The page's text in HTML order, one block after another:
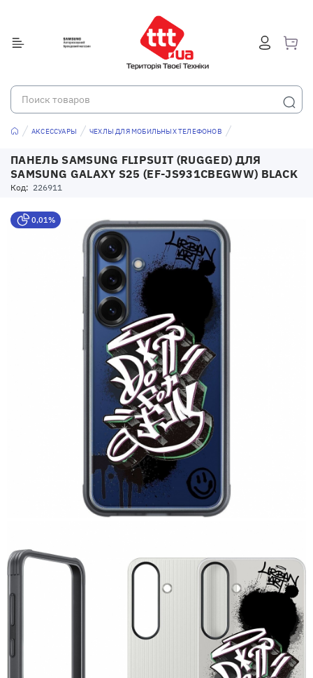
АКСЕССУАРЫ ЧЕХЛЫ ДЛЯ МОБИЛЬНЫХ ТЕЛЕФОНОВ
ПАНЕЛЬ SAMSUNG FLIPSUIT (RUGGED) ДЛЯ
SAMSUNG GALAXY S25 (EF-JS931CBEGWW) BLACK
Код: 226911
0,01%